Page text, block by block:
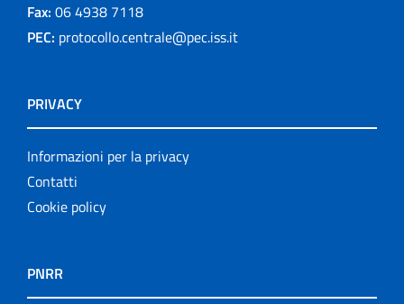
Fax: 06 4938 7118
PEC: protocollo.centrale@pec.iss.it
PRIVACY
Informazioni per la privacy
Contatti
Cookie policy
PNRR